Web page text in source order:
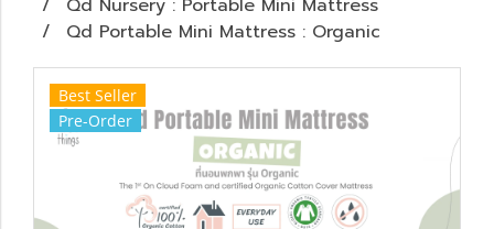
Qd Nursery : Portable Mini Mattress
Qd Portable Mini Mattress : Organic
Best Seller
Pre-Order